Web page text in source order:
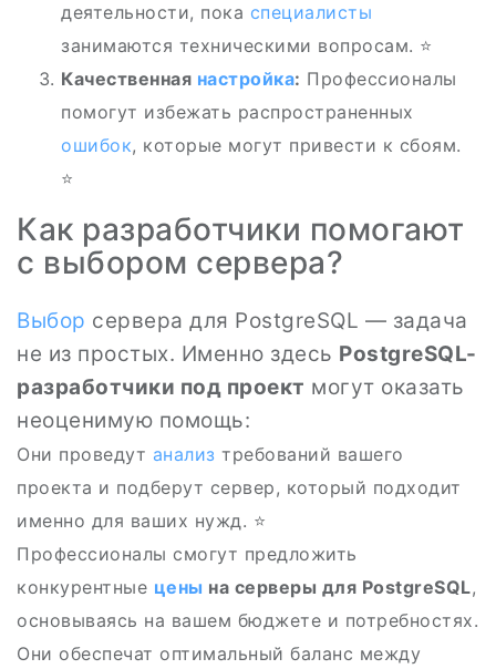
деятельности, пока специалисты
занимаются техническими вопросам. ⭐
Качественная настройка: Профессионалы
помогут избежать распространенных
ошибок, которые могут привести к сбоям.
⭐
Как разработчики помогают
с выбором сервера?
Выбор сервера для PostgreSQL — задача
не из простых. Именно здесь PostgreSQL-
разработчики под проект могут оказать
неоценимую помощь:
Они проведут анализ требований вашего
проекта и подберут сервер, который подходит
именно для ваших нужд. ⭐
Профессионалы смогут предложить
конкурентные цены на серверы для PostgreSQL,
основываясь на вашем бюджете и потребностях.
Они обеспечат оптимальный баланс между